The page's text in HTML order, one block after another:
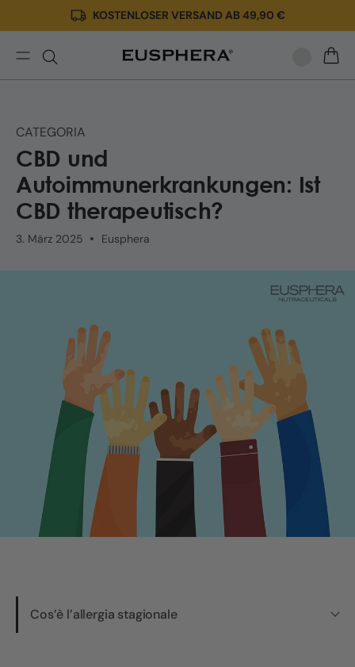
zum
Inhalt
KOSTENLOSER VERSAND AB 49,90 €
therapeutisch?
CATEGORIA
CBD und
Autoimmunerkrankungen: Ist
CBD therapeutisch?
3. März 2025 Eusphera
Cos’è l’allergia stagionale